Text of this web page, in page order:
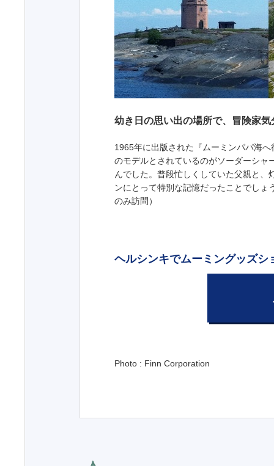
幼き日の思い出の場所で、冒険家気
1965年に出版された『ムーミンパパ海
のモデルとされているのがソーダーシャ
んでした。普段忙しくしていた父親と
ンにとって特別な記憶だったことでし
のみ訪問）
ヘルシンキでムーミングッズシ
Photo : Finn Corporation